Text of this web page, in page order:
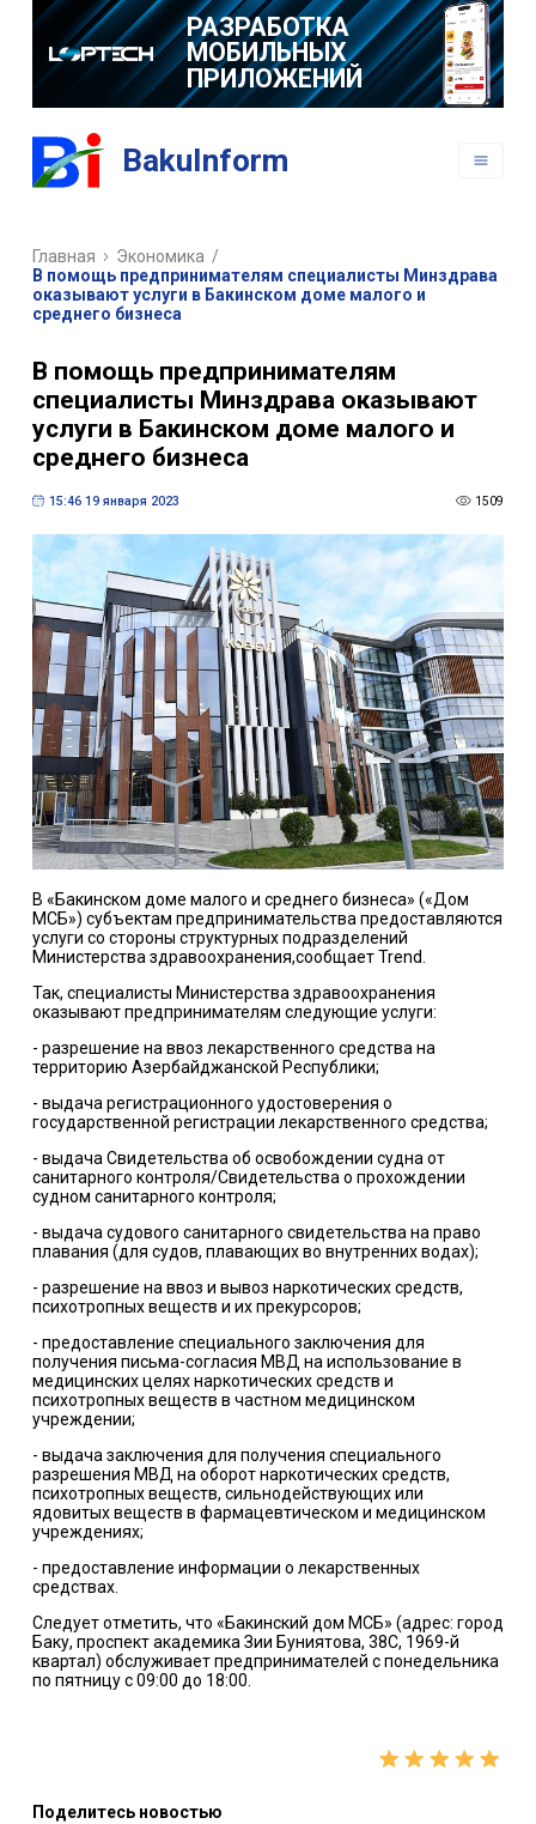
РАЗРАБОТКА
МОБИЛЬНЫХ
ПРИЛОЖЕНИЙ
BakuInform
Главная Экономика /
В помощь предпринимателям специалисты Минздрава
оказывают услуги в Бакинском доме малого и
среднего бизнеса
В помощь предпринимателям
специалисты Минздрава оказывают
услуги в Бакинском доме малого и
среднего бизнеса
15:46 19 января 2023 1509
В «Бакинском доме малого и среднего бизнеса» («Дом
МСБ») субъектам предпринимательства предоставляются
услуги со стороны структурных подразделений
Министерства здравоохранения,сообщает Trend.
Так, специалисты Министерства здравоохранения
оказывают предпринимателям следующие услуги:
- разрешение на ввоз лекарственного средства на
территорию Азербайджанской Республики;
- выдача регистрационного удостоверения о
государственной регистрации лекарственного средства;
- выдача Свидетельства об освобождении судна от
санитарного контроля/Свидетельства о прохождении
судном санитарного контроля;
- выдача судового санитарного свидетельства на право
плавания (для судов, плавающих во внутренних водах);
- разрешение на ввоз и вывоз наркотических средств,
психотропных веществ и их прекурсоров;
- предоставление специального заключения для
получения письма-согласия МВД на использование в
медицинских целях наркотических средств и
психотропных веществ в частном медицинском
учреждении;
- выдача заключения для получения специального
разрешения МВД на оборот наркотических средств,
психотропных веществ, сильнодействующих или
ядовитых веществ в фармацевтическом и медицинском
учреждениях;
- предоставление информации о лекарственных
средствах.
Следует отметить, что «Бакинский дом МСБ» (адрес: город
Баку, проспект академика Зии Буниятова, 38С, 1969-й
квартал) обслуживает предпринимателей с понедельника
по пятницу с 09:00 до 18:00.
Поделитесь новостью